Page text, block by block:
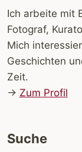
Ich arbeite mit
Fotograf,
Mich
Geschichten
Zeit.
→ Zum Profil
Suche